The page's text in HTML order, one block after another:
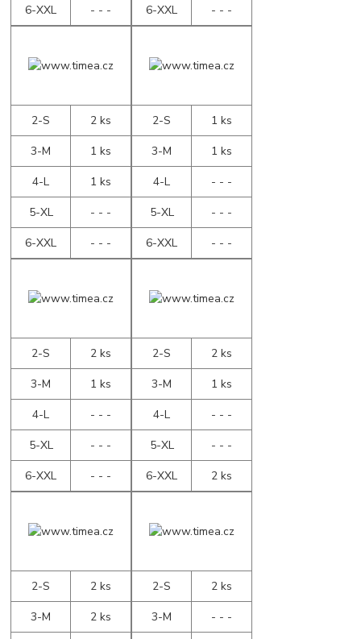
6-XXL
- - -
6-XXL
- - -
2-S
2 ks
3-M
1 ks
4-L
1 ks
5-XL
- - -
6-XXL
- - -
2-S
1 ks
3-M
1 ks
4-L
- - -
5-XL
- - -
6-XXL
- - -
2-S
2 ks
3-M
1 ks
4-L
- - -
5-XL
- - -
6-XXL
- - -
2-S
2 ks
3-M
1 ks
4-L
- - -
5-XL
- - -
6-XXL
2 ks
2-S
2 ks
3-M
2 ks
2-S
2 ks
3-M
- - -